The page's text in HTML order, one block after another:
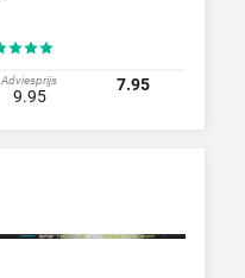
Adviesprijs
9.95
7.95